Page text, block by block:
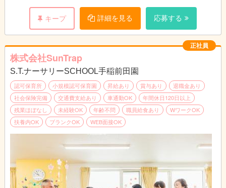
キープ 詳細を見る 応募する
正社員
株式会社SunTrap
S.T.ナーサリーSCHOOL手稲前田園
認可保育所 小規模認可保育園 昇給あり 賞与あり
退職金あり
社会保険完備
交通費支給あり 車通勤OK
年間休日120日以上
残業ほぼなし
未経験OK 年齢不問 職員給食あり
WワークOK
扶養内OK
ブランクOK WEB面接OK